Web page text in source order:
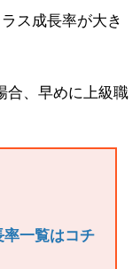
ス成長率が大き
合、早めに上級職
一覧はコチ